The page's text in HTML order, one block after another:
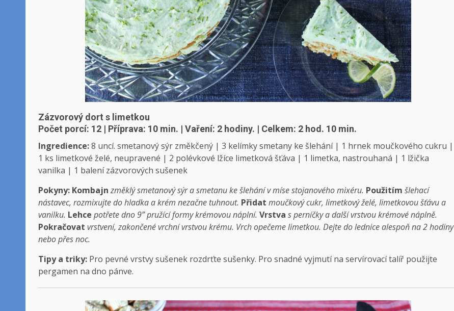
Zázvorový dort s limetkou
Počet porcí: 12 | Příprava: 10 min. | Vaření: 2 hodiny. | Celkem: 2 hod. 10 min.
Ingredience:8 uncí. smetanový sýr změkčený | 3 kelímky smetany ke šlehání | 1 hrnek moučkového cukru |
1 ks limetkové želé, neupravené | 2 polévkové lžíce limetková šťáva | 1 limetka, nastrouhaná | 1 lžička
vanilka | 1 balení zázvorových sušenek
Pokyny: Kombajnzměklý smetanový sýr a smetanu ke šlehání v míse stojanového mixéru. Použitím šlehací
nástavec, rozmixujte do hladka a krém nezačne tuhnout. Přidat moučkový cukr, limetkový želé, limetkovou šťávu a
vanilku. Lehce potřete dno 9” pružící formy krémovou náplní. Vrstva s perníčky a další vrstvou krémové náplně.
Pokračovat vrstvení, zakončené vrchní vrstvou krému. Vrch opečeme limetkou. Dejte do lednice alespoň na 2 hodiny
nebo přes noc.
Tipy a triky: Pro pevné vrstvy sušenek rozdrťte sušenky. Pro snadné vyjmutí na servírovací talíř použijte
pergamen na dno pánve.